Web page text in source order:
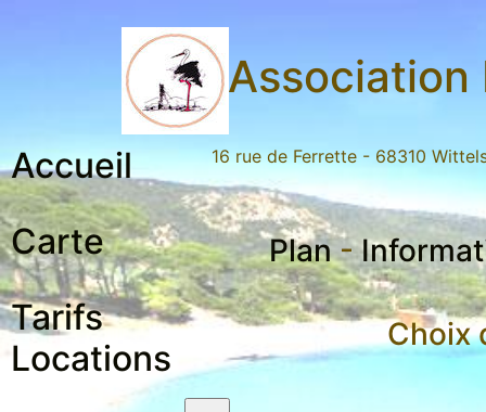
Association
16 rue de Ferrette - 68310
Accueil
Carte
Tarifs
Locations
Plan-
Choix